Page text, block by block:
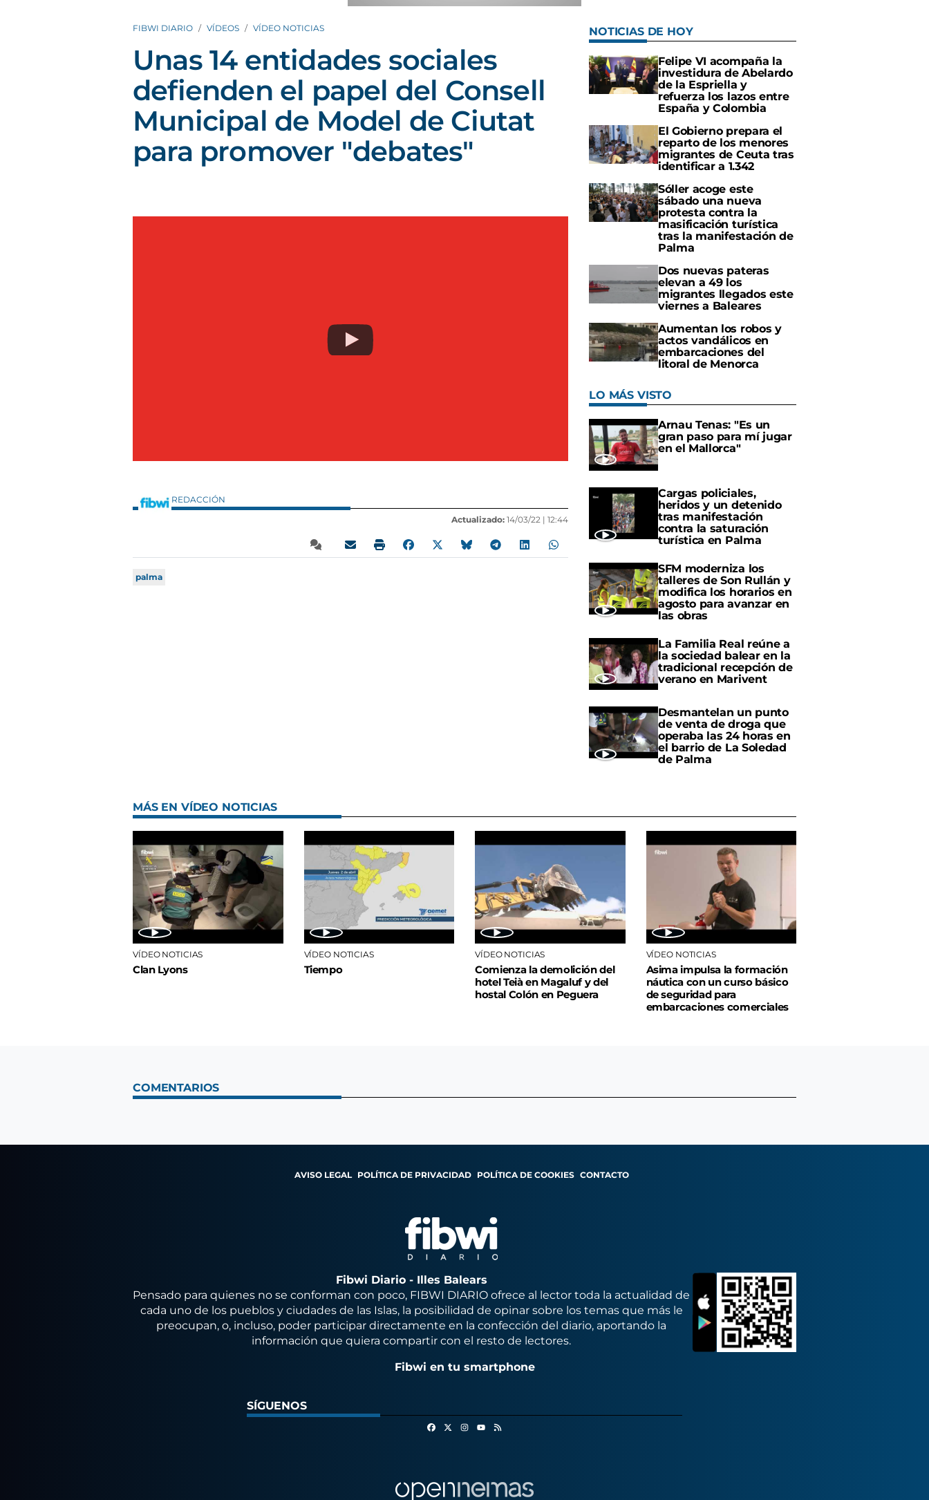
FIBWI DIARIO VÍDEOS VÍDEO NOTICIAS
Unas 14 entidades sociales
defienden el papel del Consell
Municipal de Model de Ciutat
para promover "debates"
REDACCIÓN
Actualizado: 14/03/22 | 12:44
palma
NOTICIAS DE HOY
Felipe VI acompaña la
investidura de Abelardo
de la Espriella y
refuerza los lazos entre
España y Colombia
El Gobierno prepara el
reparto de los menores
migrantes de Ceuta tras
identificar a 1.342
Sóller acoge este
sábado una nueva
protesta contra la
masificación turística
tras la manifestación de
Palma
Dos nuevas pateras
elevan a 49 los
migrantes llegados este
viernes a Baleares
Aumentan los robos y
actos vandálicos en
embarcaciones del
litoral de Menorca
LO MÁS VISTO
Arnau Tenas: "Es un
gran paso para mí jugar
en el Mallorca"
Cargas policiales,
heridos y un detenido
tras manifestación
contra la saturación
turística en Palma
SFM moderniza los
talleres de Son Rullán y
modifica los horarios en
agosto para avanzar en
las obras
La Familia Real reúne a
la sociedad balear en la
tradicional recepción de
verano en Marivent
Desmantelan un punto
de venta de droga que
operaba las 24 horas en
el barrio de La Soledad
de Palma
MÁS EN VÍDEO NOTICIAS
VÍDEO NOTICIAS
Clan Lyons
VÍDEO NOTICIAS
Tiempo
VÍDEO NOTICIAS
Comienza la demolición del
hotel Teià en Magaluf y del
hostal Colón en Peguera
VÍDEO NOTICIAS
Asima impulsa la formación
náutica con un curso básico
de seguridad para
embarcaciones comerciales
COMENTARIOS
AVISO LEGAL POLÍTICA DE PRIVACIDAD POLÍTICA DE COOKIES CONTACTO
Fibwi Diario - Illes Balears
Pensado para quienes no se conforman con poco, FIBWI DIARIO ofrece al lector toda la actualidad de
cada uno de los pueblos y ciudades de las Islas, la posibilidad de opinar sobre los temas que más le
preocupan, o, incluso, poder participar directamente en la confección del diario, aportando la
información que quiera compartir con el resto de lectores.
Fibwi en tu smartphone
SÍGUENOS
FacebookInstagram